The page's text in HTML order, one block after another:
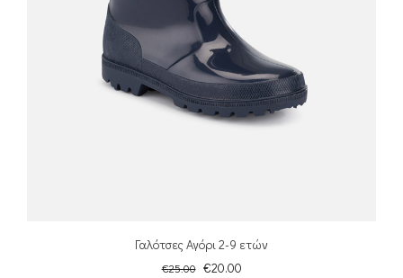
Γαλότσες Αγόρι 2-9 ετών
€25.00 €20.00